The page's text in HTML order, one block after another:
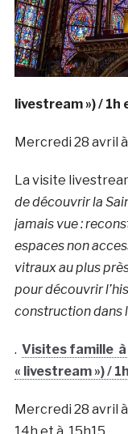
livestream ») / 1h
Mercredi 28 avril
La visite
de découvrir la
jamais vue :
espaces non
vitraux au plus
pour découvrir
construction dans
. Visites familleà
« livestream ») /
Mercredi 28 avril